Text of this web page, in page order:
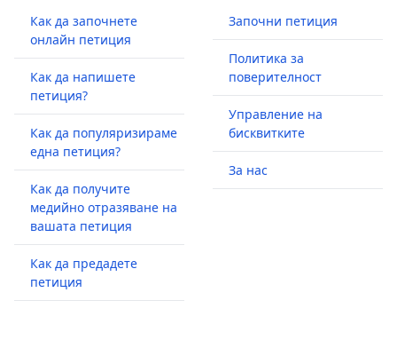
Как да започнете
онлайн петиция
Как да напишете
петиция?
Как да популяризираме
една петиция?
Как да получите
медийно отразяване на
вашата петиция
Как да предадете
петиция
Започни петиция
Политика за
поверителност
Управление на
бисквитките
За нас